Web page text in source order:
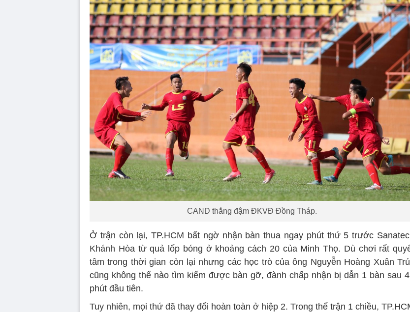
CAND thắng đậm ĐKVĐ Đồng Tháp.
Ở trận còn lại, TP.HCM bất ngờ nhận bàn thua ngay phút thứ 5 trước
Khánh Hòa từ quả lốp bóng ở khoảng cách 20 của Minh Thọ. Dù chơi rất
tâm trong thời gian còn lại nhưng các học trò của ông Nguyễn Hoàng Xuân
cũng không thể nào tìm kiếm được bàn gỡ, đành chấp nhận bị dẫn 1 bàn sau
phút đầu tiên.
Tuy nhiên, mọi thứ đã thay đổi hoàn toàn ở hiệp 2. Trong thế trận 1 chiều,